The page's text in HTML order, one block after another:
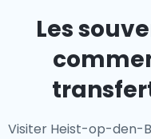
Les
Visiter Heist-op-den-